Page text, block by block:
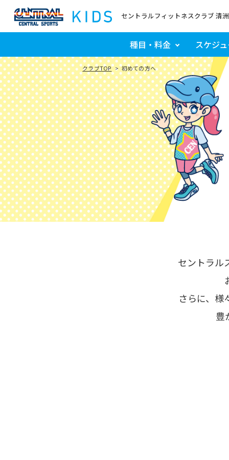
セントラルフィットネスクラブ 清洲
種目・料金 スケジ
クラブTOP 初めての方へ
セントラル
さらに、様
豊